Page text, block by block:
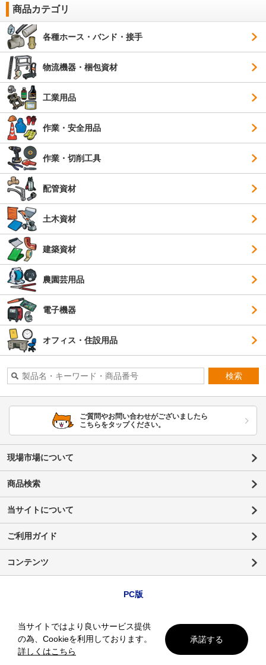
商品カテゴリ
各種ホース・バンド・接手
物流機器・梱包資材
工業用品
作業・安全用品
作業・切削工具
配管資材
土木資材
建築資材
農園芸用品
電子機器
オフィス・住設用品
検索
ご質問やお問い合わせがございましたら
こちらをタップください。
現場市場について
商品検索
当サイトについて
ご利用ガイド
コンテンツ
PC版
当サイトではより良いサービス提供
の為、Cookieを利用しております。
詳しくはこちら
承諾する